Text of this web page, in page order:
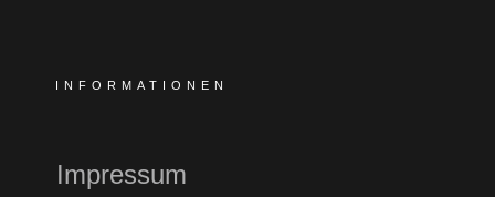
INFORMATIONEN
Impressum